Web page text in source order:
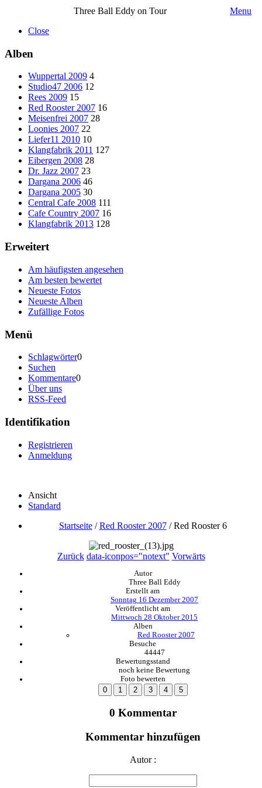
Three Ball Eddy on Tour
Menu
Close
Alben
Wuppertal 2009 4
Studio47 2006 12
Rees 2009 15
Red Rooster 2007 16
Meisenfrei 2007 28
Loonies 2007 22
Liefer11 2010 10
Klangfabrik 2011 127
Eibergen 2008 28
Dr. Jazz 2007 23
Dargana 2006 46
Dargana 2005 30
Central Cafe 2008 111
Cafe Country 2007 16
Klangfabrik 2013 128
Erweitert
Am häufigsten angesehen
Am besten bewertet
Neueste Fotos
Neueste Alben
Zufällige Fotos
Menü
Schlagwörter0
Suchen
Kommentare0
Über uns
RSS-Feed
Identifikation
Registrieren
Anmeldung
Ansicht
Standard
Startseite/Red Rooster 2007/Red Rooster 6
Zurück data-iconpos="notext" Vorwärts
Autor
Three Ball Eddy
Erstellt am
Sonntag 16 Dezember 2007
Veröffentlicht am
Mittwoch 28 Oktober 2015
Alben
Red Rooster 2007
Besuche
44447
Bewertungsstand
noch keine Bewertung
Foto bewerten
0 Kommentar
Kommentar hinzufügen
Autor :